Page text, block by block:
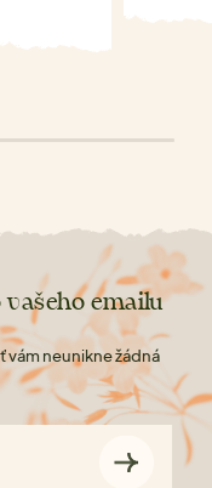
vašeho emailu
neunikne žádná